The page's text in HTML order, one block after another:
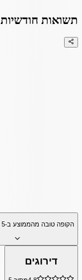
תשואות חודשיות
הקופה טובה מהממוצע ב-5
דירוגים